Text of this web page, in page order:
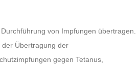
von Impfungen übertragen.
Übertragung der
gegen Tetanus,